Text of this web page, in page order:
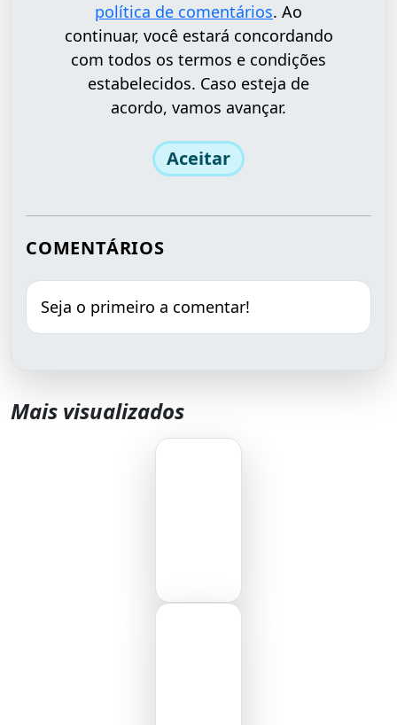
política de comentários. Ao
continuar, você estará concordando
com todos os termos e condições
estabelecidos. Caso esteja de
acordo, vamos avançar.
Aceitar
COMENTÁRIOS
Seja o primeiro a comentar!
Mais visualizados